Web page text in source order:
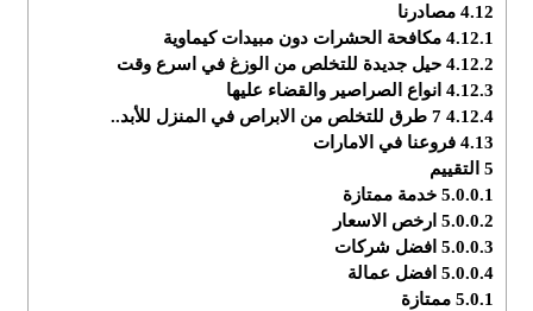
4.12 مصادرنا
4.12.1 مكافحة الحشرات دون مبيدات كيماوية
4.12.2 حيل جديدة للتخلص من الوزغ في اسرع وقت
4.12.3 انواع الصراصير والقضاء عليها
4.12.4 7 طرق للتخلص من الابراص في المنزل للأبد..
4.13 فروعنا في الامارات
5 التقييم
5.0.0.1 خدمة ممتازة
5.0.0.2 ارخص الاسعار
5.0.0.3 افضل شركات
5.0.0.4 افضل عمالة
5.0.1 ممتازة